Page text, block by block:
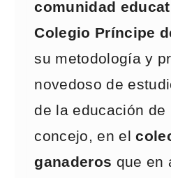
comunidad
Colegio Príncipe
su metodología y
novedoso de
de la educación de
concejo, en el
ganaderos que en